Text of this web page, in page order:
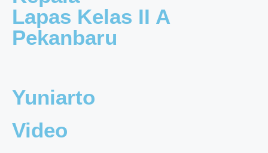
Lapas Kelas II A
Pekanbaru
Yuniarto
Video